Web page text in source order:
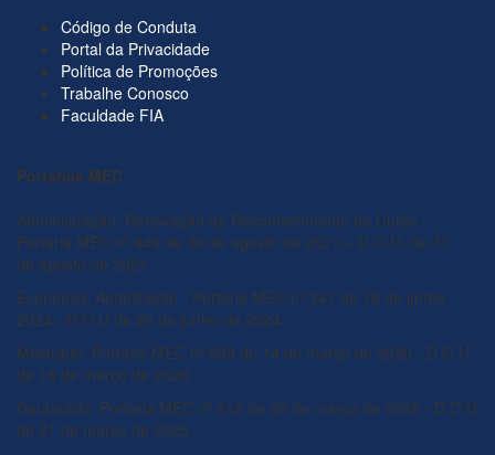
Código de Conduta
Portal da Privacidade
Política de Promoções
Trabalhe Conosco
Faculdade FIA
Portarias MEC
Administração: Renovação de Reconhecimento de Curso -
Portaria MEC nº 949 de 30 de agosto de 2021 – D.O.U. de 31
de agosto de 2021.
Economia: Autorização - Portaria MEC nº 241 de 19 de junho
2024 - D.O.U de 20 de junho de 2024
Mestrado: Portaria MEC nº 609 de 14 de março de 2020 - D.O.U
de 18 de março de 2020
Doutorado: Portaria MEC nº 213 de 20 de março de 2025 - D.O.U
de 21 de março de 2025